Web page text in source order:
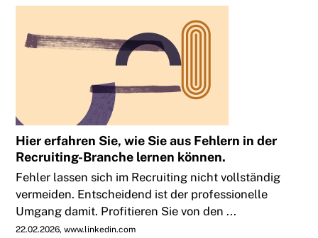
Hier erfahren Sie, wie Sie aus Fehlern in der
Recruiting-Branche lernen können.
Fehler lassen sich im Recruiting nicht vollständig
vermeiden. Entscheidend ist der professionelle
Umgang damit. Profitieren Sie von den ...
22.02.2026 www.linkedin.com